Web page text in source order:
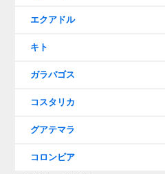
エクアドル
キト
ガラパゴス
コスタリカ
グアテマラ
コロンビア